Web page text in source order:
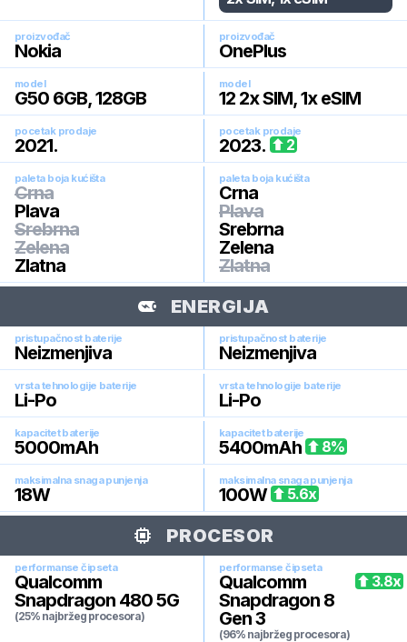
proizvođač
Nokia
proizvođač
OnePlus
model
G50 6GB, 128GB
model
12 2x SIM, 1x eSIM
pocetak prodaje
2021.
pocetak prodaje
2023. 2
paleta boja kućišta
Crna
Plava
Srebrna
Zelena
Zlatna
paleta boja kućišta
Crna
Plava
Srebrna
Zelena
Zlatna
ENERGIJA
pristupačnost baterije
Neizmenjiva
pristupačnost baterije
Neizmenjiva
vrsta tehnologije baterije
Li-Po
vrsta tehnologije baterije
Li-Po
kapacitet baterije
5000mAh
kapacitet baterije
5400mAh 8%
maksimalna snaga punjenja
18W
maksimalna snaga punjenja
100W 5.6x
PROCESOR
performanse čipseta
Qualcomm
Snapdragon 480 5G
(25% najbržeg procesora)
performanse čipseta
Qualcomm
Snapdragon 8
Gen 3
(96% najbržeg procesora)
3.8x